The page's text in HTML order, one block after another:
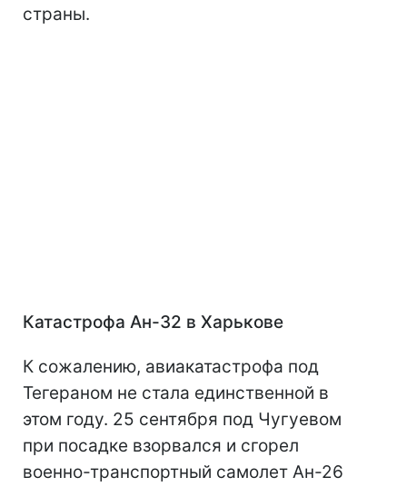
страны.
Катастрофа Ан-32 в Харькове
К сожалению, авиакатастрофа под
Тегераном не стала единственной в
этом году. 25 сентября под Чугуевом
при посадке взорвался и сгорел
военно-транспортный самолет Ан-26